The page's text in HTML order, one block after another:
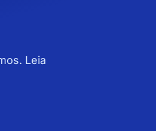
de Site e Servidor
Minimalista
grandes resultados.
Leia